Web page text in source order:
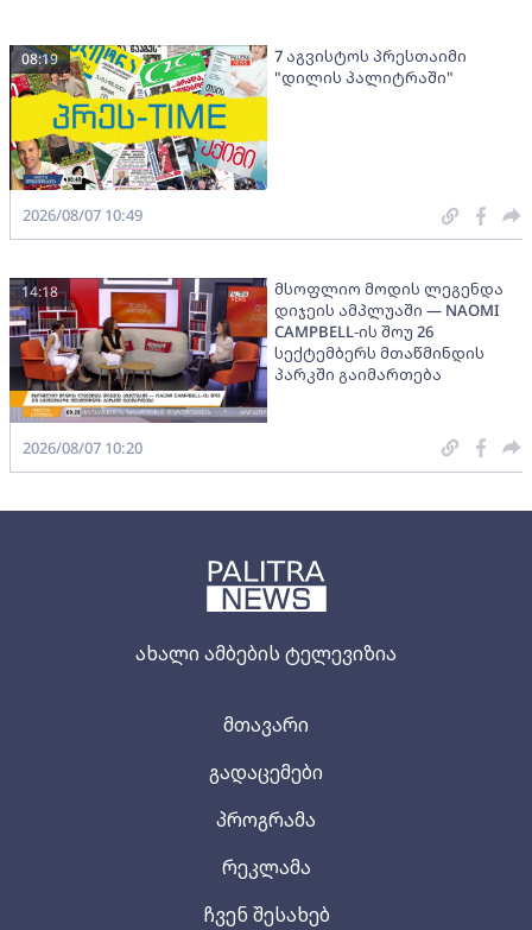
ახალი ამბების ტელევიზია
მთავარი
გადაცემები
პროგრამა
რეკლამა
ჩვენ შესახებ
7 აგვისტოს პრესთაიმი
"დილის პალიტრაში"
08:19
2026/08/07 10:49
მსოფლიო მოდის ლეგენდა
დიჯეის ამპლუაში — NAOMI
CAMPBELL-ის შოუ 26
სექტემბერს მთაწმინდის
პარკში გაიმართება
14:18
2026/08/07 10:20